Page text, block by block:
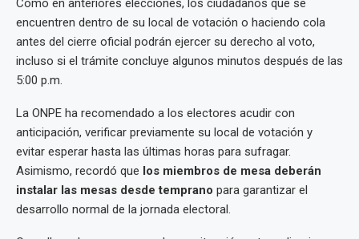
Como en anteriores elecciones, los ciudadanos que se
encuentren dentro de su local de votación o haciendo cola
antes del cierre oficial podrán ejercer su derecho al voto,
incluso si el trámite concluye algunos minutos después de las
5:00 p.m.
La ONPE ha recomendado a los electores acudir con
anticipación, verificar previamente su local de votación y
evitar esperar hasta las últimas horas para sufragar.
Asimismo, recordó que los miembros de mesa deberán
instalar las mesas desde temprano para garantizar el
desarrollo normal de la jornada electoral.